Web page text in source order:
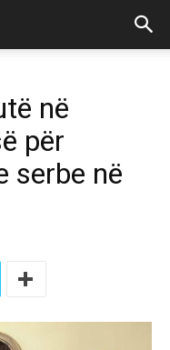
në
për
serbe në